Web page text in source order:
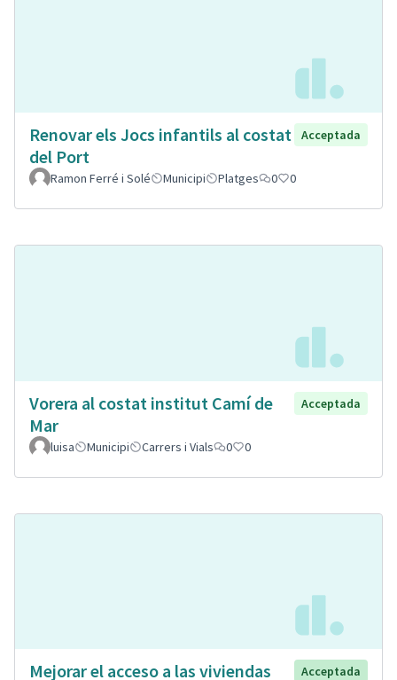
Renovar els Jocs infantils al costat
del Port
Acceptada
Ramon Ferré i Solé Municipi Platges 0 0
Vorera al costat institut Camí de
Mar
Acceptada
luisa Municipi Carrers i Vials 0 0
Mejorar el acceso a las viviendas Acceptada